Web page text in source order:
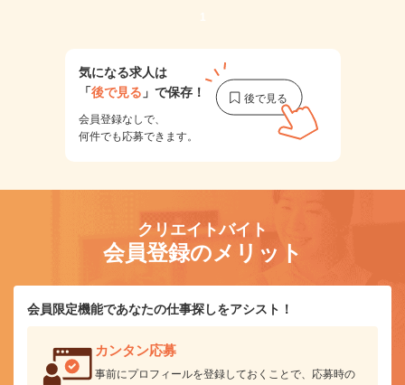
1
気になる求人は
「後で見る 」で保存！
会員登録なしで、
何件でも応募できます。
クリエイトバイト
会員登録のメリット
会員限定機能であなたの仕事探しをアシスト！
カンタン応募
事前にプロフィールを登録しておくことで、応募時の